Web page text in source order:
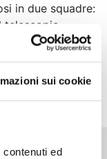
sui cookie
ed
in due squadre:
telescopio
preparativi per il
ma
l’imprevisto